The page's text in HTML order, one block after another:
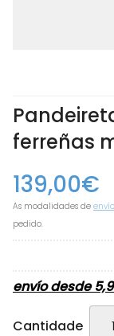
ferreñas
139,00€
As modalidades de envío
pedido.
envío desde
Cantidade